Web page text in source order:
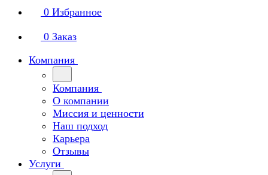
0 Избранное
0 Заказ
Компания
Компания
О компании
Миссия и ценности
Наш подход
Карьера
Отзывы
Услуги